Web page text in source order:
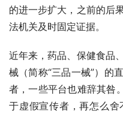
的进一步扩大，之前的后
法机关及时固定证据。
近年来，药品、保健食品
械（简称“三品一械”）的
者，一些平台也难辞其咎
于虚假宣传者，再怎么